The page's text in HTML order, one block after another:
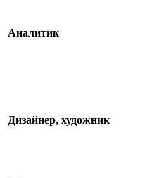
Аналитик
Дизайнер, художник